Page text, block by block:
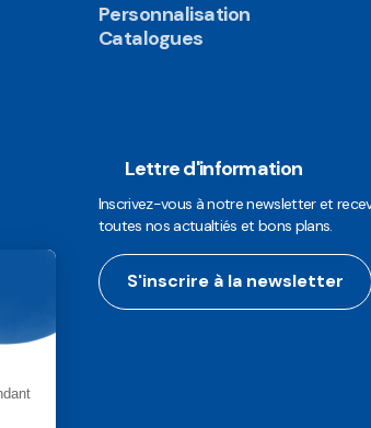
Personnalisation
Catalogues
Lettre d'information
Inscrivez-vous à notre newsletter et
toutes nos actualtiés et bons plans.
S'inscrire à la newsletter